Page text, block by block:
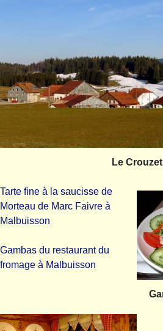
Le Crouzet
Tarte fine à la saucisse de
Morteau de Marc Faivre à
Malbuisson
Gambas du restaurant du
fromage à Malbuisson